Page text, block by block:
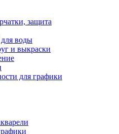
защита
воды
и выкраски
для графики